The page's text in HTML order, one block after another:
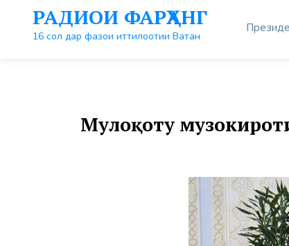
контенту
РАДИОИ ФАРҲАНГ
16 сол дар фазои иттилоотии Ватан
Мулоқоту